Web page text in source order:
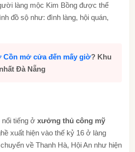
làng mộc Kim Bồng được thể
đồ sộ như: đình làng, hội quán,
Cồn mở cửa đến mấy giờ? Khu
Đà Nẵng
tiếng ở xưởng thủ công mỹ
xuất hiện vào thế kỷ 16 ở làng
về Thanh Hà, Hội An như hiện